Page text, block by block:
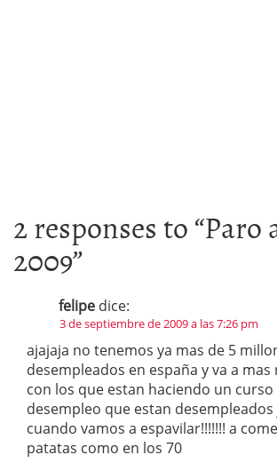
2 responses to “Paro
2009”
felipe dice:
3 de septiembre de 2009 a las 7:26 pm
ajajaja no tenemos ya mas de 5
desempleados en españa y va a
con los que estan haciendo un
desempleo que estan desempleados
cuando vamos a espavilar!!!!!!! a
patatas como en los 70